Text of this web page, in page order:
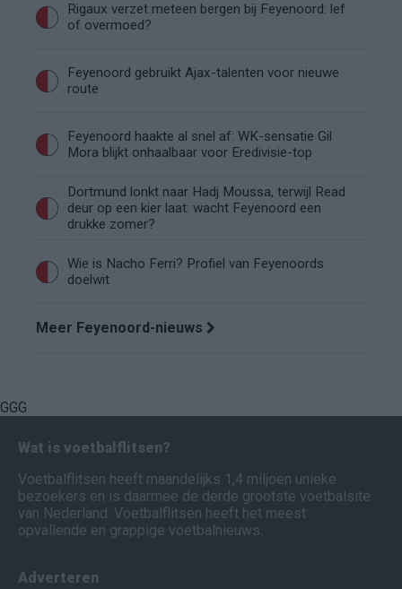
Rigaux verzet meteen bergen bij Feyenoord: lef
of overmoed?
Feyenoord gebruikt Ajax-talenten voor nieuwe
route
Feyenoord haakte al snel af: WK-sensatie Gil
Mora blijkt onhaalbaar voor Eredivisie-top
Dortmund lonkt naar Hadj Moussa, terwijl Read
deur op een kier laat: wacht Feyenoord een
drukke zomer?
Wie is Nacho Ferri? Profiel van Feyenoords
doelwit
Meer Feyenoord-nieuws
GGG
Wat is voetbalflitsen?
Voetbalflitsen heeft maandelijks 1,4 miljoen unieke
bezoekers en is daarmee de derde grootste voetbalsite
van Nederland. Voetbalflitsen heeft het meest
opvallende en grappige voetbalnieuws.
Adverteren